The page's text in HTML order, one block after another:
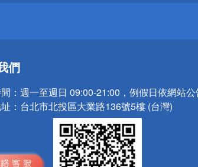
們
： 週一至週日 09:00-21:00，例假日依網站
： 台北市北投區大業路136號5樓 (台灣)